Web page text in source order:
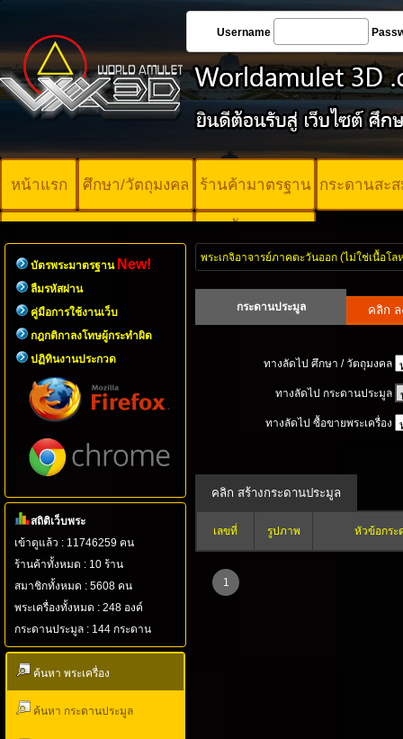
Username
หน้าแรก ศึกษา/วัตถุมงคล ร้านค้ามาตรฐาน กระดานสะ
บัตรพระ
มาตรฐาน
บัตรพระมาตรฐาน New!
ลืมรหัสผ่าน
คู่มือการใช้งานเว็บ
กฎกติกาลงโทษผู้กระทำผิด
ปฏิทินงานประกวด
สถิติเว็บพระ
เข้าดูแล้ว : 11746259 คน
ร้านค้าทั้งหมด : 10 ร้าน
สมาชิกทั้งหมด : 5608 คน
พระเครื่องทั้งหมด : 248 องค์
กระดานประมูล : 144 กระดาน
ค้นหา พระเครื่อง
ค้นหา กระดานประมูล
พระเกจิอาจารย์ภาคตะวันออก (ไม่ใช่เนื้อโล
กระดานประมูล
ทางลัดไป ศึกษา / วัตถุมงคล
ทางลัดไป กระดานประมูล
ทางลัดไป ซื้อขายพระเครื่อง
เลขที่ รูปภาพ หัวข้อกระ
1